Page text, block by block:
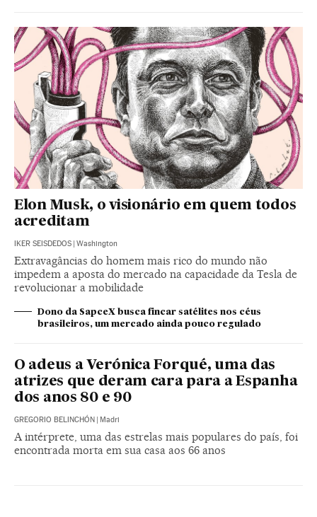
Elon Musk, o visionário em quem todos
acreditam
IKER SEISDEDOS Washington
Extravagâncias do homem mais rico do mundo não
impedem a aposta do mercado na capacidade da Tesla de
revolucionar a mobilidade
Dono da SapceX busca fincar satélites nos céus
brasileiros, um mercado ainda pouco regulado
O adeus a Verónica Forqué, uma das
atrizes que deram cara para a Espanha
dos anos 80 e 90
GREGORIO BELINCHÓN Madri
A intérprete, uma das estrelas mais populares do país, foi
encontrada morta em sua casa aos 66 anos